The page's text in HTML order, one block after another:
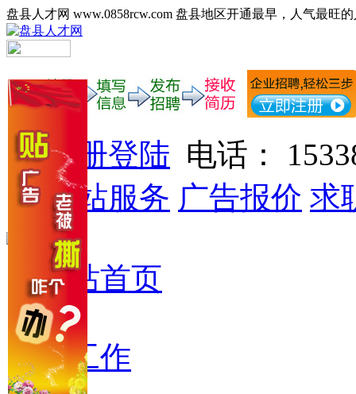
盘县人才网 www.0858rcw.com 盘县地区开通最早，人气最旺
注册登陆 电话：
网站服务 广告报价 求
网站首页
找工作